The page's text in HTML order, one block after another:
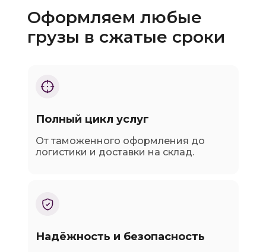
Оформляем любые
грузы в сжатые сроки
Полный цикл услуг
От таможенного оформления до
логистики и доставки на склад.
Надёжность и безопасность